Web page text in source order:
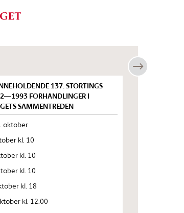
137. STORTINGS
FORHANDLINGER I
SAMMENTREDEN
oktober
kl. 10
kl. 10
kl. 10
kl. 18
kl. 12.00